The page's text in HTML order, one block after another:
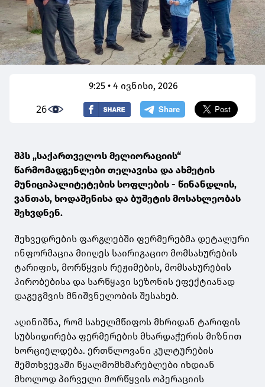
9:25 • 4 ივნისი, 2026
26
შპს „საქართველოს მელიორაციის“
წარმომადგენლები თელავისა და ახმეტის
მუნიციპალიტეტების სოფლების - წინანდლის,
ვანთას, ხოდაშენისა და ბუშეტის მოსახლეობას
შეხვდნენ.
შეხვედრების ფარგლებში ფერმერებმა დეტალური
ინფორმაცია მიიღეს საირიგაციო მომსახურების
ტარიფის, მორწყვის რეჟიმების, მომსახურების
პირობებისა და სარწყავი სეზონის ეფექტიანად
დაგეგმვის მნიშვნელობის შესახებ.
აღინიშნა, რომ სახელმწიფოს მხრიდან ტარიფის
სუბსიდირება ფერმერების მხარდაჭერის მიზნით
ხორციელდება. ერთწლოვანი კულტურების
შემთხვევაში წყალმომხმარებლები იხდიან
მხოლოდ პირველი მორწყვის ოპერაციის